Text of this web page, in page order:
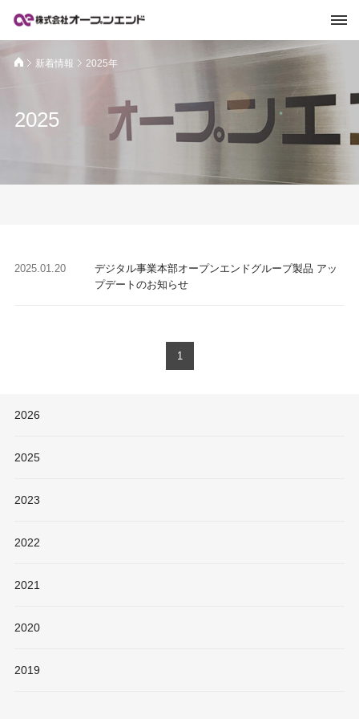
新着情報 2025年
2025
2025.01.20
デジタル事業本部オープンエンドグループ製品 アッ
プデートのお知らせ
1
2026
2025
2023
2022
2021
2020
2019